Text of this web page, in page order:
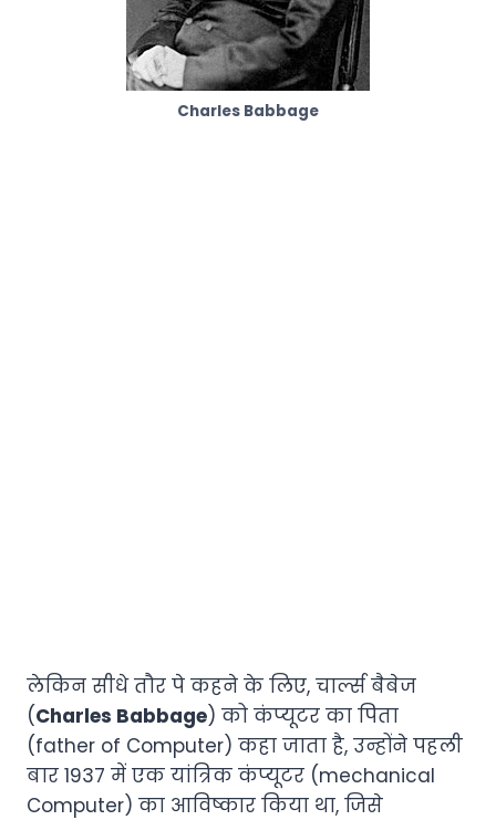
Charles Babbage
लेकिन सीधे तौर पे कहने के लिए, चार्ल्स बैबेज
(Charles Babbage) को कंप्यूटर का पिता
(father of Computer) कहा जाता है, उन्होंने पहली
बार 1937 में एक यांत्रिक कंप्यूटर (mechanical
Computer) का आविष्कार किया था, जिसे